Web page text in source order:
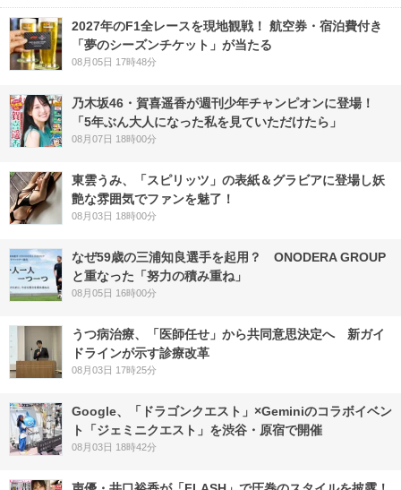
2027年のF1全レースを現地観戦！ 航空券・宿泊費付き
「夢のシーズンチケット」が当たる
08月05日 17時48分
乃木坂46・賀喜遥香が週刊少年チャンピオンに登場！
「5年ぶん大人になった私を見ていただけたら」
08月07日 18時00分
東雲うみ、「スピリッツ」の表紙＆グラビアに登場し妖
艶な雰囲気でファンを魅了！
08月03日 18時00分
なぜ59歳の三浦知良選手を起用？ ONODERA GROUP
と重なった「努力の積み重ね」
08月05日 16時00分
うつ病治療、「医師任せ」から共同意思決定へ 新ガイ
ドラインが示す診療改革
08月03日 17時25分
Google、「ドラゴンクエスト」×Geminiのコラボイベン
ト「ジェミニクエスト」を渋谷・原宿で開催
08月03日 18時42分